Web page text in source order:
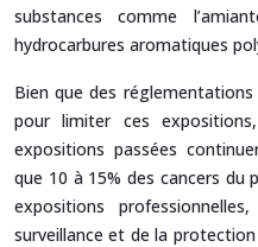
substances comme
hydrocarbures aromatiques
Bien que des
pour limiter ces
expositions passées
que 10 à 15% des cancers du
expositions
surveillance et de la